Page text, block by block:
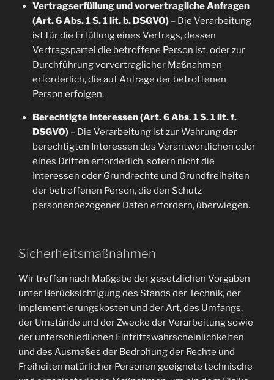
Vertragserfüllung und vorvertragliche Anfragen
(Art. 6 Abs. 1 S. 1 lit. b. DSGVO)– Die Verarbeitung
ist für die Erfüllung eines Vertrags, dessen
Vertragspartei die betroffene Person ist, oder zur
Durchführung vorvertraglicher Maßnahmen
erforderlich, die auf Anfrage der betroffenen
Person erfolgen.
Berechtigte Interessen (Art. 6 Abs. 1 S. 1 lit. f.
DSGVO)– Die Verarbeitung ist zur Wahrung der
berechtigten Interessen des Verantwortlichen oder
eines Dritten erforderlich, sofern nicht die
Interessen oder Grundrechte und Grundfreiheiten
der betroffenen Person, die den Schutz
personenbezogener Daten erfordern, überwiegen.
Sicherheitsmaßnahmen
Wir treffen nach Maßgabe der gesetzlichen Vorgaben
unter Berücksichtigung des Stands der Technik, der
Implementierungskosten und der Art, des Umfangs,
der Umstände und der Zwecke der Verarbeitung sowie
der unterschiedlichen Eintrittswahrscheinlichkeiten
und des Ausmaßes der Bedrohung der Rechte und
Freiheiten natürlicher Personen geeignete technische